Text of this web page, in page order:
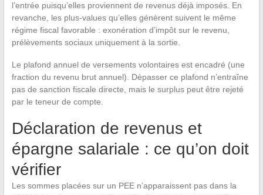
l’entrée puisqu’elles proviennent de revenus déjà imposés. En
revanche, les plus-values qu’elles génèrent suivent le même
régime fiscal favorable : exonération d’impôt sur le revenu,
prélèvements sociaux uniquement à la sortie.
Le plafond annuel de versements volontaires est encadré (une
fraction du revenu brut annuel). Dépasser ce plafond n’entraîne
pas de sanction fiscale directe, mais le surplus peut être rejeté
par le teneur de compte.
Déclaration de revenus et
épargne salariale : ce qu’on doit
vérifier
Les sommes placées sur un PEE n’apparaissent pas dans la